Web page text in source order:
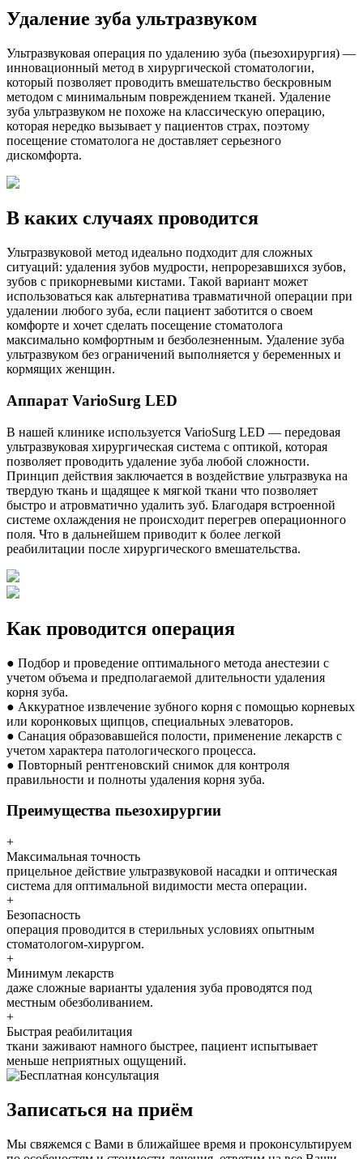
Удаление зуба ультразвуком
Ультразвуковая операция по удалению зуба (пьезохирургия) —
инновационный метод в хирургической стоматологии,
который позволяет проводить вмешательство бескровным
методом с минимальным повреждением тканей. Удаление
зуба ультразвуком не похоже на классическую операцию,
которая нередко вызывает у пациентов страх, поэтому
посещение стоматолога не доставляет серьезного
дискомфорта.
В каких случаях проводится
Ультразвуковой метод идеально подходит для сложных
ситуаций: удаления зубов мудрости, непрорезавшихся зубов,
зубов с прикорневыми кистами. Такой вариант может
использоваться как альтернатива травматичной операции при
удалении любого зуба, если пациент заботится о своем
комфорте и хочет сделать посещение стоматолога
максимально комфортным и безболезненным. Удаление зуба
ультразвуком без ограничений выполняется у беременных и
кормящих женщин.
Аппарат VarioSurg LED
В нашей клинике используется VarioSurg LED — передовая
ультразвуковая хирургическая система с оптикой, которая
позволяет проводить удаление зуба любой сложности.
Принцип действия заключается в воздействие ультразвука на
твердую ткань и щадящее к мягкой ткани что позволяет
быстро и атровматично удалить зуб. Благодаря встроенной
системе охлаждения не происходит перегрев операционного
поля. Что в дальнейшем приводит к более легкой
реабилитации после хирургического вмешательства.
Как проводится операция
● Подбор и проведение оптимального метода анестезии с
учетом объема и предполагаемой длительности удаления
корня зуба.
● Аккуратное извлечение зубного корня с помощью корневых
или коронковых щипцов, специальных элеваторов.
● Санация образовавшейся полости, применение лекарств с
учетом характера патологического процесса.
● Повторный рентгеновский снимок для контроля
правильности и полноты удаления корня зуба.
Преимущества пьезохирургии
+
Максимальная точность
прицельное действие ультразвуковой насадки и оптическая
система для оптимальной видимости места операции.
+
Безопасность
операция проводится в стерильных условиях опытным
стоматологом-хирургом.
+
Минимум лекарств
даже сложные варианты удаления зуба проводятся под
местным обезболиванием.
+
Быстрая реабилитация
ткани заживают намного быстрее, пациент испытывает
меньше неприятных ощущений.
Записаться на приём
Мы свяжемся с Вами в ближайшее время и проконсультируем